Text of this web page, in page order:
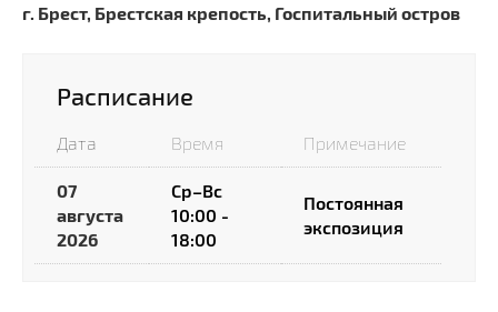
г. Брест, Брестская крепость, Госпитальный остров
Расписание
Дата Время Примечание
07
августа
2026
Ср–Вс
10:00 -
18:00
Постоянная
экспозиция